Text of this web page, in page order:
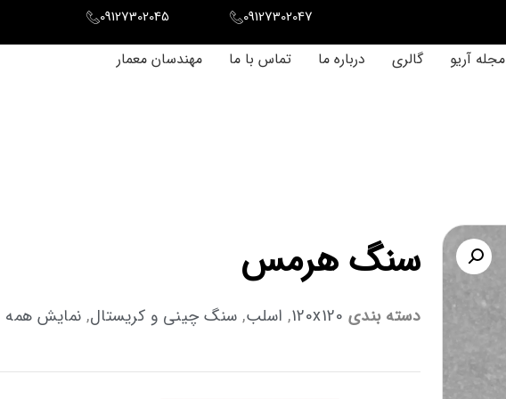
09127302047
09127302045
مجله آریو گالری درباره ما تماس با ما مهندسان معمار
سنگ هرمس
دسته بندی 120x120
, اسلب, سنگ چینی و کریستال, نمایش همه